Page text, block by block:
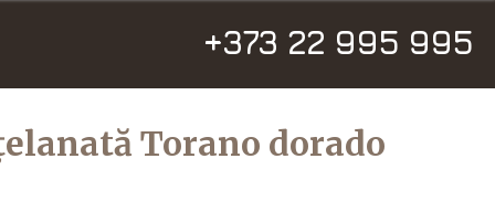
+373 22 995 995
Torano dorado